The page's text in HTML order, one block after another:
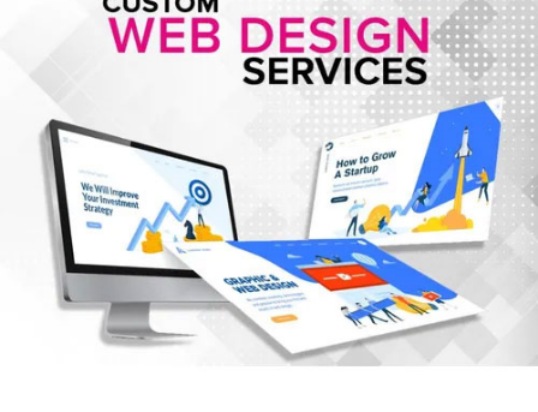
জুলাই শেষে শেয়ারবাজারে বিও হিসাব
কমেছে প্রায় ২৩ হাজার
৫ আগস্টের গণঅভ্যুত্থান ছিল এদেশের
জনগণের ঐক্যবদ্ধ প্রচেষ্টার ফসল: চিফ
হুইপ
দিল্লিতে গণমাধ্যমের সঙ্গে ক্ষমতাচ্যুত শেখ
হাসিনার আলাপচারিতা নিয়ে ঢাকার ক্ষুব্ধ
প্রতিক্রিয়া